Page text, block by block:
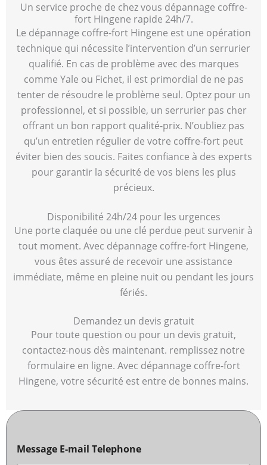
Un service proche de chez vous dépannage coffre-
fort Hingene rapide 24h/7.
Le dépannage coffre-fort Hingene est une opération
technique qui nécessite l’intervention d’un serrurier
qualifié. En cas de problème avec des marques
comme Yale ou Fichet, il est primordial de ne pas
tenter de résoudre le problème seul. Optez pour un
professionnel, et si possible, un serrurier pas cher
offrant un bon rapport qualité-prix. N’oubliez pas
qu’un entretien régulier de votre coffre-fort peut
éviter bien des soucis. Faites confiance à des experts
pour garantir la sécurité de vos biens les plus
précieux.
Disponibilité 24h/24 pour les urgences
Une porte claquée ou une clé perdue peut survenir à
tout moment. Avec dépannage coffre-fort Hingene,
vous êtes assuré de recevoir une assistance
immédiate, même en pleine nuit ou pendant les jours
fériés.
Demandez un devis gratuit
Pour toute question ou pour un devis gratuit,
contactez-nous dès maintenant. remplissez notre
formulaire en ligne. Avec dépannage coffre-fort
Hingene, votre sécurité est entre de bonnes mains.
Message E-mail Telephone